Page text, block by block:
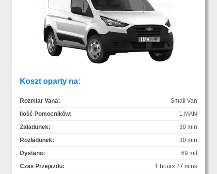
Koszt oparty na:
Rozmiar Vana:
Small Van
Ilość Pomocników:
1 MAN
Załadunek:
30 min
Rozładunek:
30 min
Dystans:
69 mil
Czas Przejazdu:
1 hours 27 mins